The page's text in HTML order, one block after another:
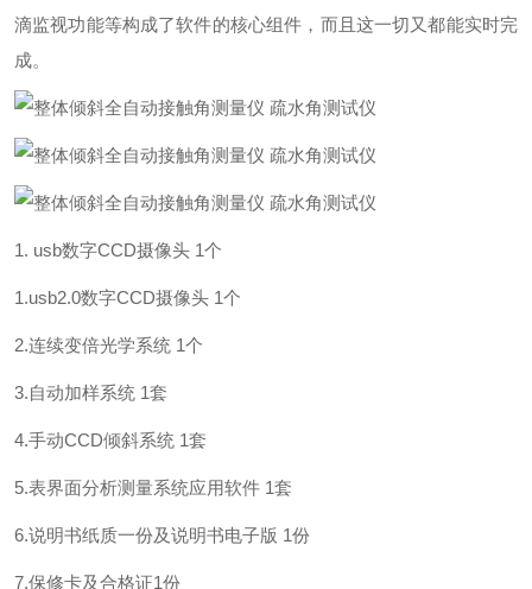
滴监视功能等构成了软件的核心组件，而且这一切又都能实时完
成。
1. usb数字CCD摄像头 1个
1.usb2.0数字CCD摄像头 1个
2.连续变倍光学系统 1个
3.自动加样系统 1套
4.手动CCD倾斜系统 1套
5.表界面分析测量系统应用软件 1套
6.说明书纸质一份及说明书电子版 1份
7.保修卡及合格证1份